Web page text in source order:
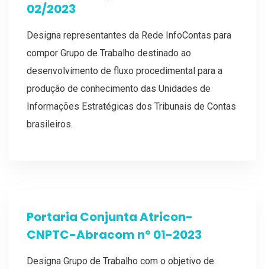
02/2023
Designa representantes da Rede InfoContas para
compor Grupo de Trabalho destinado ao
desenvolvimento de fluxo procedimental para a
produção de conhecimento das Unidades de
Informações Estratégicas dos Tribunais de Contas
brasileiros.
Portaria Conjunta Atricon-
CNPTC-Abracom nº 01-2023
Designa Grupo de Trabalho com o objetivo de